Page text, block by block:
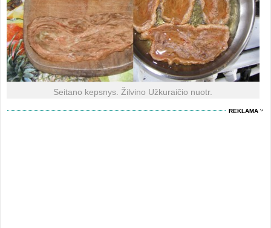
Seitano kepsnys. Žilvino Užkuraičio nuotr.
REKLAMA